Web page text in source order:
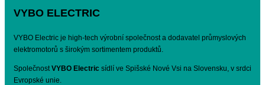
VYBO ELECTRIC
VYBO Electric je high-tech výrobní společnost a dodavatel průmyslových
elektromotorů s širokým sortimentem produktů.
Společnost VYBO Electric sídlí ve Spišské Nové Vsi na Slovensku, v srdci
Evropské unie.